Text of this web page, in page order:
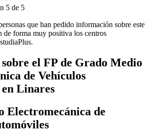
5 de 5
que han pedido información sobre este
de forma muy positiva los centros
el FP de Grado Medio
de Vehículos
Linares
Electromecánica de